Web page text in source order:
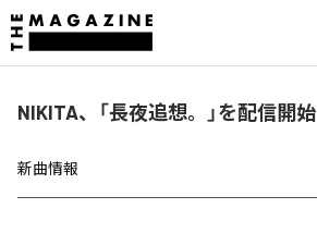
NIKITA、「長夜追想。」を配信開始
新曲情報